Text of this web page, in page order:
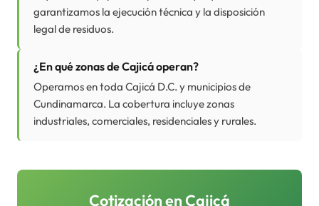
garantizamos la ejecución técnica y la disposición
legal de residuos.
¿En qué zonas de Cajicá operan?
Operamos en toda Cajicá D.C. y municipios de
Cundinamarca. La cobertura incluye zonas
industriales, comerciales, residenciales y rurales.
Cotización enCajicá